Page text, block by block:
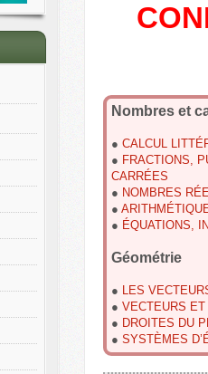
Nombres et
●CALCUL
● FRACTIONS,
CARRÉES
● NOMBRES
●
● ÉQUATIONS,
Géométrie
● LES
●VECTEURS
● DROITES DU
●SYSTÈMES